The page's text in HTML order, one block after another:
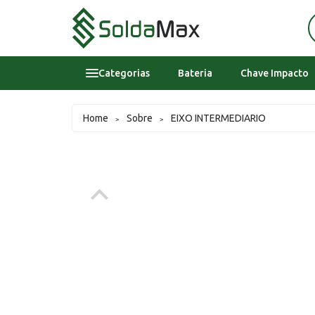
Categorias
Epi's
Bateria Chave Impacto
Home > Sobre > EIXO INTERMEDIARIO